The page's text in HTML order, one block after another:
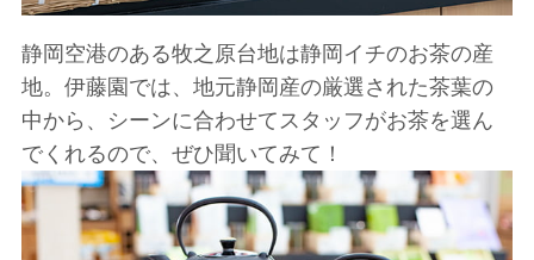
静岡空港のある牧之原台地は静岡イチのお茶の産
地。伊藤園では、地元静岡産の厳選された茶葉の
中から、シーンに合わせてスタッフがお茶を選ん
でくれるので、ぜひ聞いてみて！